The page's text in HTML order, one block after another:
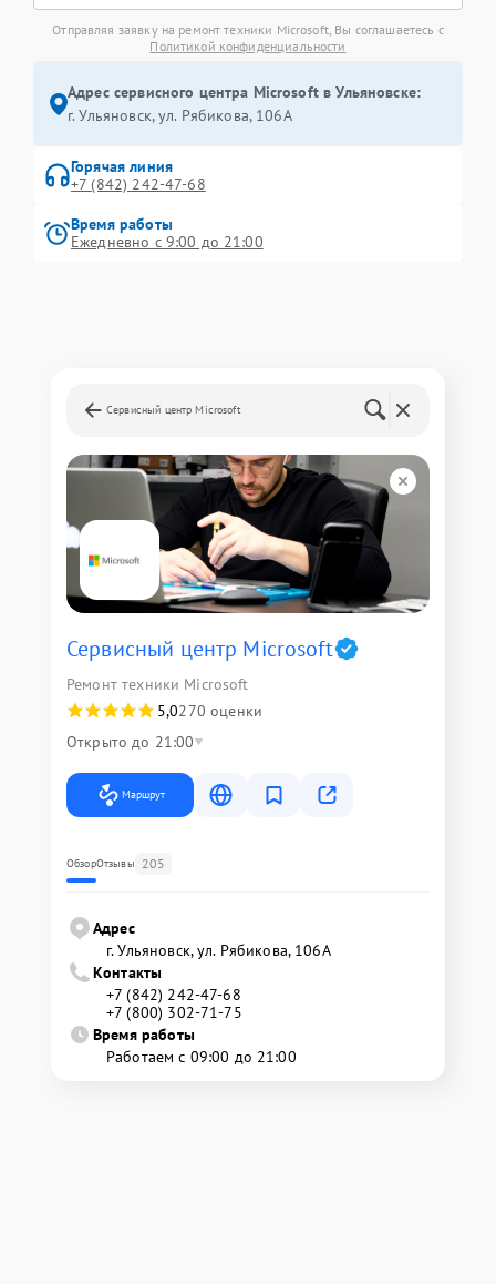
Отправляя заявку на ремонт техники Microsoft, Вы соглашаетесь с
Политикой конфиденциальности
Адрес сервисного центра Microsoft в Ульяновске:
г. Ульяновск, ул. Рябикова, 106А
Горячая линия
+7 (842) 242-47-68
Время работы
Ежедневно с 9:00 до 21:00
Сервисный центр Microsoft
Сервисный центр Microsoft
Ремонт техники Microsoft
5,0270 оценки
Открыто до 21:00
Маршрут
ОбзорОтзывы 205
Адрес
г. Ульяновск, ул. Рябикова, 106А
Контакты
+7 (842) 242-47-68
+7 (800) 302-71-75
Время работы
Работаем с 09:00 до 21:00